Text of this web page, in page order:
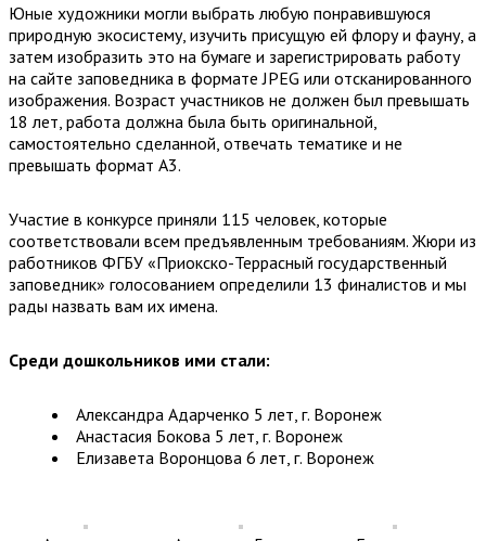
Юные художники могли выбрать любую понравившуюся
природную экосистему, изучить присущую ей флору и фауну, а
затем изобразить это на бумаге и зарегистрировать работу
на сайте заповедника в формате JPEG или отсканированного
изображения. Возраст участников не должен был превышать
18 лет, работа должна была быть оригинальной,
самостоятельно сделанной, отвечать тематике и не
превышать формат А3.
Участие в конкурсе приняли 115 человек, которые
соответствовали всем предъявленным требованиям. Жюри из
работников ФГБУ «Приокско-Террасный государственный
заповедник» голосованием определили 13 финалистов и мы
рады назвать вам их имена.
Среди дошкольников ими стали:
Александра Адарченко 5 лет, г. Воронеж
Анастасия Бокова 5 лет, г. Воронеж
Елизавета Воронцова 6 лет, г. Воронеж